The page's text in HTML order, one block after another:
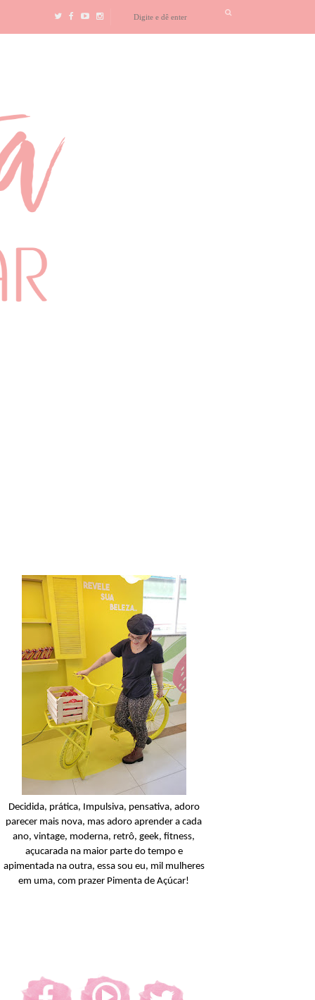
Candy Colors
Look Of The Day: Um
conjunto amarelinho!
Ler o post
Decidida, prática, Impulsiva, pensativa, adoro
parecer mais nova, mas adoro aprender a cada
ano, vintage, moderna, retrô, geek, fitness,
açucarada na maior parte do tempo e
apimentada na outra, essa sou eu, mil mulheres
em uma, com prazer Pimenta de Açúcar!